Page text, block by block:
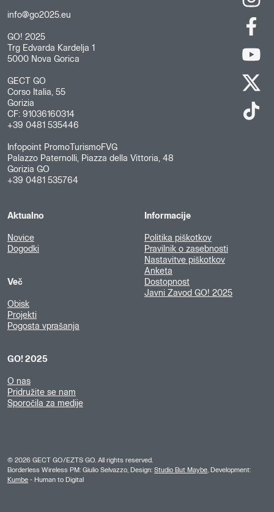
info@go2025.eu
GO! 2025
Trg Edvarda Kardelja 1
5000 Nova Gorica
GECT GO
Corso Italia, 55
Gorizia
CF: 91036160314
+39 0481 535446
Infopoint PromoTurismoFVG
Palazzo Paternolli, Piazza della Vittoria, 48
Gorizia GO
+39 0481 535764
Aktualno
Novice
Dogodki
Več
Obisk
Projekti
Pogosta vprašanja
GO! 2025
O nas
Pridružite se nam
Sporočila za medije
Informacije
Politika piškotkov
Pravilnik o zasebnosti
Nastavitve piškotkov
Anketa
Dostopnost
Javni Zavod GO! 2025
© 2026 GECT GO/EZTS GO. All rights reserved.
Borderless Wireless PM: Giulio Selvazzo, Design: Studio But Maybe , Development:
Kumbe - Human to Digital